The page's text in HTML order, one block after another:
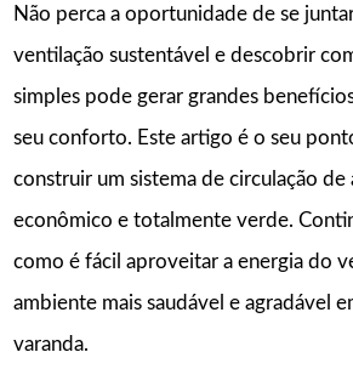
Não perca a oportunidade de se
ventilação sustentável e descobrir
simples pode gerar grandes
seu conforto. Este artigo é o seu
construir um sistema de circulação de
econômico e totalmente verde.
como é fácil aproveitar a energia do
ambiente mais saudável e agradável
varanda.